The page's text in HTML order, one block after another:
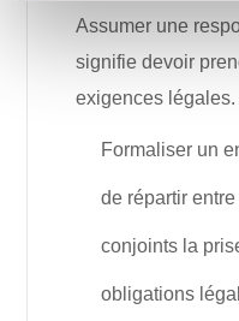
Assumer une
signifie devoir
exigences légales.
Formaliser un
de répartir
conjoints la
obligations